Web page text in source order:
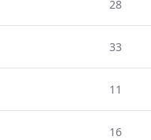
28
33
11
16